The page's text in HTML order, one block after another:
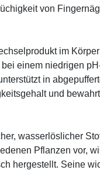
von
im
einem niedrigen
in
und
wasserlöslicher
Pflanzen vor,
hergestellt. Seine